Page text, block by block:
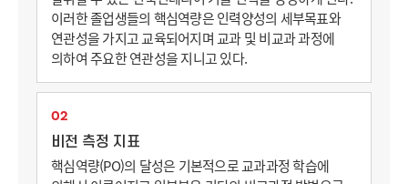
이러한 졸업생들의 핵심역량은 인력양성의 세부목표와
연관성을 가지고 교육되어지며 교과 및 비교과 과정에
의하여 주요한 연관성을 지니고 있다.
02
비전 측정 지표
핵심역량(PO)의 달성은 기본적으로 교과과정 학습에